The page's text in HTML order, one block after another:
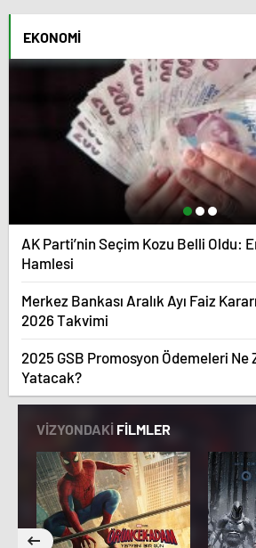
EKONOMI
AK Parti’nin Seçim Kozu Belli Oldu:
Hamlesi
Merkez Bankası Aralık Ayı Faiz
2026 Takvimi
2025 GSB Promosyon Ödemeleri Ne
Yatacak?
VİZYONDAKİ FİLMLER